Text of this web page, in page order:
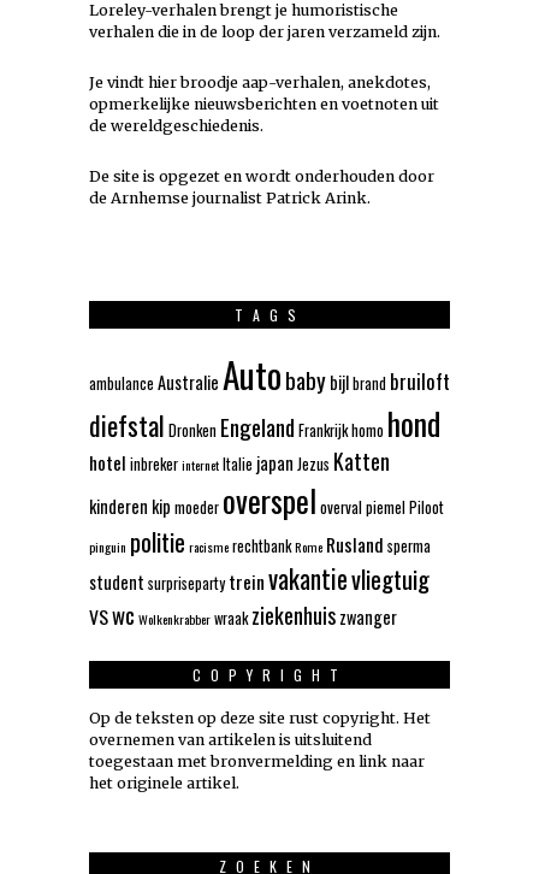
Loreley-verhalen brengt je humoristische
verhalen die in de loop der jaren verzameld zijn.
Je vindt hier broodje aap-verhalen, anekdotes,
opmerkelijke nieuwsberichten en voetnoten uit
de wereldgeschiedenis.
De site is opgezet en wordt onderhouden door
de Arnhemse journalist Patrick Arink.
TAGS
ambulance AustralieAutobabybijlbrand bruiloft
diefstal Dronken Engeland Frankrijkhomo hond
hotel inbrekerinternetItalie japan Jezus Katten
kinderen kip moeder overspel overvalpiemelPiloot
pinguin politie racismerechtbankRome Rusland sperma
student surpriseparty treinvakantievliegtuig
VSwc Wolkenkrabberwraak ziekenhuiszwanger
COPYRIGHT
Op de teksten op deze site rust copyright. Het
overnemen van artikelen is uitsluitend
toegestaan met bronvermelding en link naar
het originele artikel.
ZOEKEN